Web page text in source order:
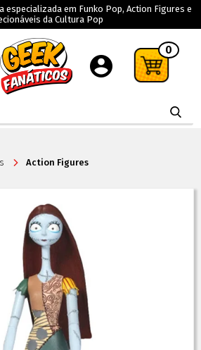
especializada em Funko Pop, Action Figures e
da Cultura Pop
0
Action Figures